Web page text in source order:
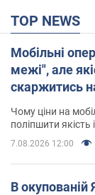
TOP NEWS
Мобільні
межі", але
скаржитись
Чому ціни на
поліпшити якість
7.08.2026 12:00
В окупованій